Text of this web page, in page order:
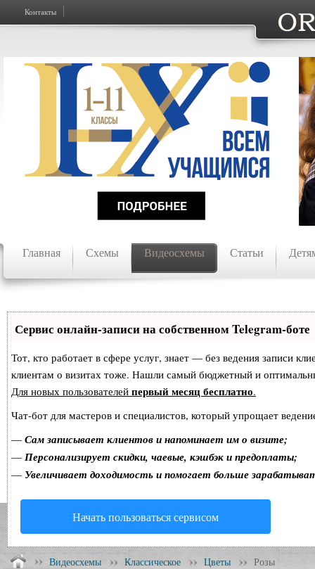
Контакты
Главная Схемы Видеосхемы Статьи
Сервис онлайн-записи на собственном Telegram-боте
Тот, кто работает в сфере услуг, знает — без ведения записи
клиентам о визитах тоже. Нашли самый бюджетный и
Для новых пользователей первый месяц бесплатно.
Чат-бот для мастеров и специалистов, который упрощает
— Сам записывает клиентов и напоминает им о визите;
— Персонализирует скидки, чаевые, кэшбэк и предоплаты;
— Увеличивает доходимость и помогает больше
Начать пользоваться сервисом
Видеосхемы Классическое Цветы Розы